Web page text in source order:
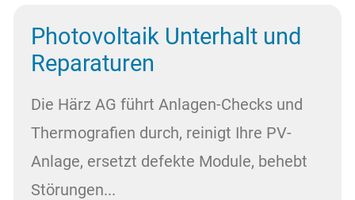
Photovoltaik Unterhalt und
Reparaturen
Die Härz AG führt Anlagen-Checks und
Thermografien durch, reinigt Ihre PV-
Anlage, ersetzt defekte Module, behebt
Störungen...